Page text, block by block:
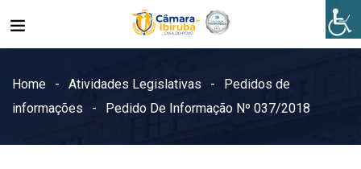
Home Atividades Legislativas
Pedidos de
informações
Pedido De Informação Nº 037/2018